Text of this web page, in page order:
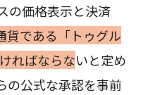
の価格表示と決済
貨である「トゥグル
ればならないと定め
の公式な承認を事前